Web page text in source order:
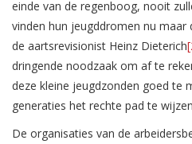
einde van de regenboog, nooit
vinden hun jeugddromen nu maar
de aartsrevisionist Heinz Dieterich
dringende noodzaak om af te
deze kleine jeugdzonden goed te
generaties het rechte pad te
De organisaties van de